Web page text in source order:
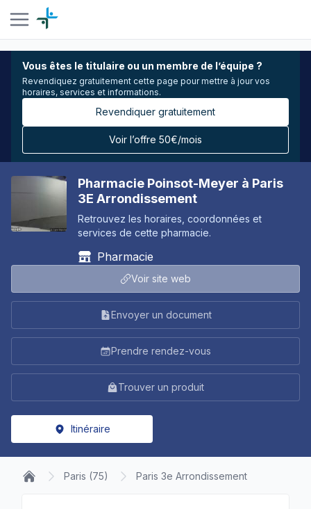
Vous êtes le titulaire ou un membre de l’équipe ?
Revendiquez gratuitement cette page pour mettre à jour vos
horaires, services et informations.
Revendiquer gratuitement
Voir l’offre 50€/mois
Pharmacie Poinsot-Meyer à Paris
3E Arrondissement
Retrouvez les horaires, coordonnées et
services de cette pharmacie.
Pharmacie
Voir site web
Envoyer un document
Prendre rendez-vous
Trouver un produit
Itinéraire
Paris (75) Paris 3e Arrondissement